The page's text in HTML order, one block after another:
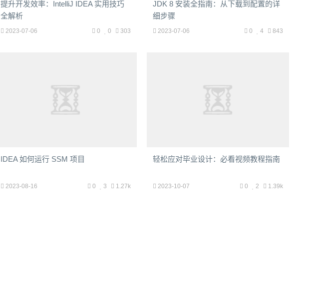
提升开发效率：IntelliJ IDEA 实用技巧
全解析
2023-07-06 303
0
0
JDK 8 安装全指南：从下载到配置的详
细步骤
2023-07-06 843
4
0
IDEA 如何运行 SSM 项目
2023-08-16 1.27k
3
0
轻松应对毕业设计：必看视频教程指南
2023-10-07 1.39k
2
0